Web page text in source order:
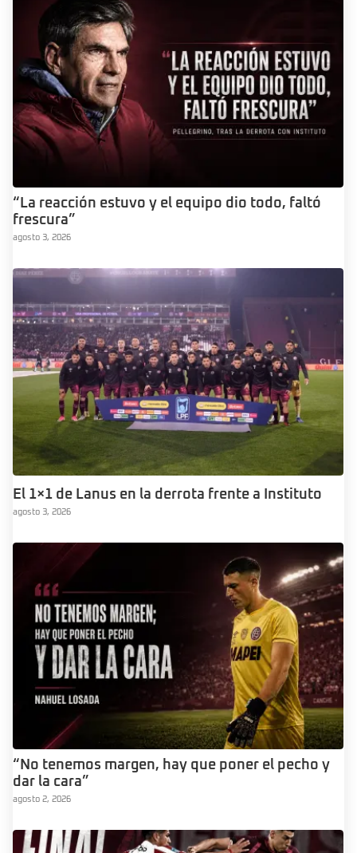
“La reacción estuvo y el equipo dio todo, faltó
frescura”
agosto 3, 2026
El 1×1 de Lanus en la derrota frente a Instituto
agosto 3, 2026
“No tenemos margen, hay que poner el pecho y
dar la cara”
agosto 2, 2026